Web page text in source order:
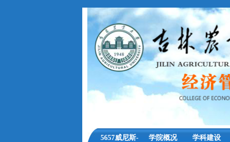
5657威尼斯- 学院概况 学科建设